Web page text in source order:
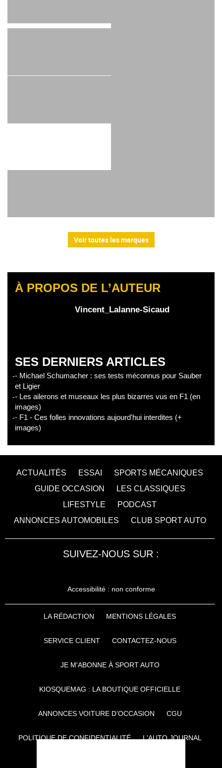
Voir toutes les marques
À PROPOS DE L’AUTEUR
Vincent_Lalanne-Sicaud
SES DERNIERS ARTICLES
- Michael Schumacher : ses tests méconnus pour Sauber
et Ligier
- Les ailerons et museaux les plus bizarres vus en F1 (en
images)
- F1 - Ces folles innovations aujourd'hui interdites (+
images)
ACTUALITÉS ESSAI
SPORTS MÉCANIQUES
GUIDE OCCASION
LES CLASSIQUES
LIFESTYLE
PODCAST
ANNONCES AUTOMOBILES
CLUB SPORT AUTO
SUIVEZ-NOUS SUR :
Accessibilité : non conforme
LA RÉDACTION MENTIONS LÉGALES
SERVICE CLIENT CONTACTEZ-NOUS
JE M'ABONNE À SPORT AUTO
KIOSQUEMAG : LA BOUTIQUE OFFICIELLE
ANNONCES VOITURE D’OCCASION CGU
POLITIQUE DE CONFIDENTIALITÉ L'AUTO JOURNAL